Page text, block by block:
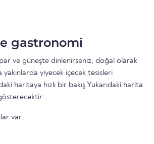
gastronomi
ve güneşte dinlenirseniz, doğal olarak
yakınlarda yiyecek içecek tesisleri
haritaya hızlı bir bakış Yukarıdaki harita
var.